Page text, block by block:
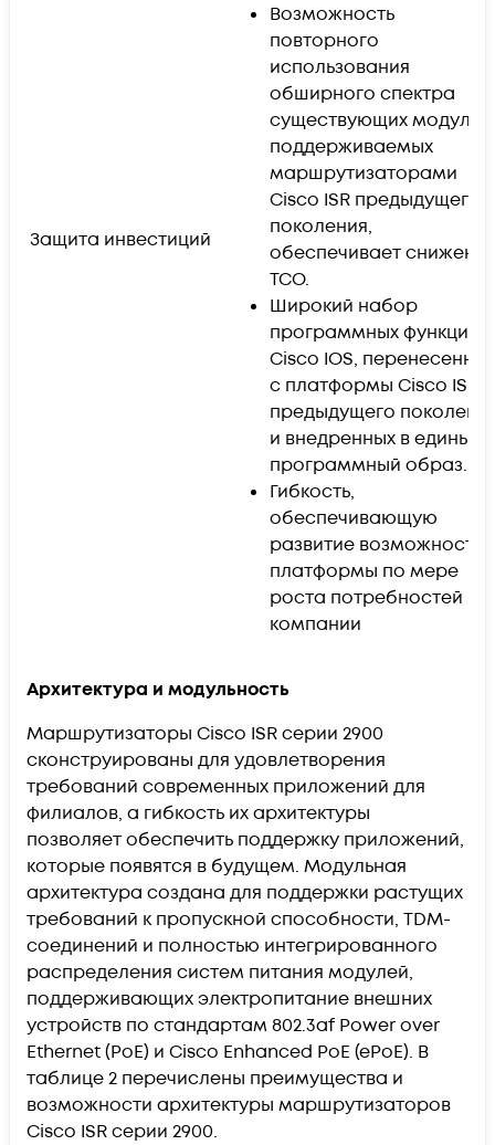
Защита инвестиций
Возможность
повторного
использования
обширного спектра
существующих
поддерживаемых
маршрутизаторами
Cisco ISR предыдущего
поколения,
обеспечивает
TCO.
Широкий набор
программных функций
Cisco IOS, перенесенных
с платформы Cisco ISR
предыдущего
и внедренных в единый
программный образ.
Гибкость,
обеспечивающую
развитие возможностей
платформы по мере
роста потребностей
компании
Архитектура и модульность
Маршрутизаторы Cisco ISR серии 2900
сконструированы для удовлетворения
требований современных приложений для
филиалов, а гибкость их архитектуры
позволяет обеспечить поддержку приложений,
которые появятся в будущем. Модульная
архитектура создана для поддержки растущих
требований к пропускной способности, TDM-
соединений и полностью интегрированного
распределения систем питания модулей,
поддерживающих электропитание внешних
устройств по стандартам 802.3af Power over
Ethernet (PoE) и Cisco Enhanced PoE (ePoE). В
таблице 2 перечислены преимущества и
возможности архитектуры маршрутизаторов
Cisco ISR серии 2900.